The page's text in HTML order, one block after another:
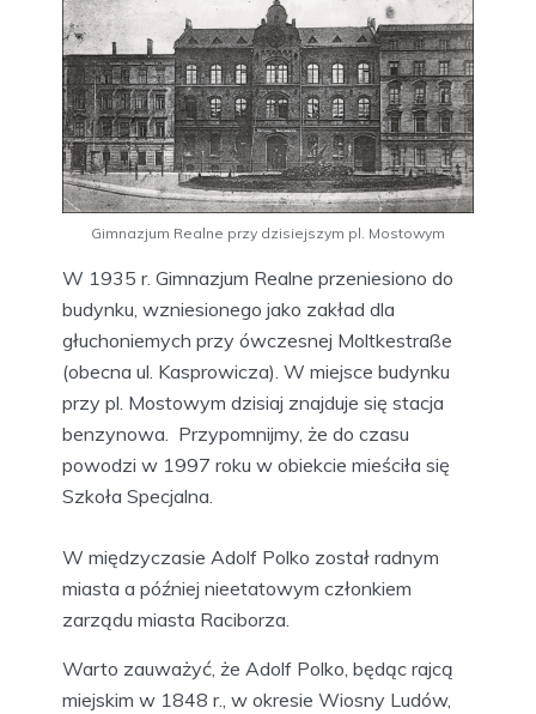
Gimnazjum Realne przy dzisiejszym pl. Mostowym
W 1935 r. Gimnazjum Realne przeniesiono do
budynku, wzniesionego jako zakład dla
głuchoniemych przy ówczesnej Moltkestraße
(obecna ul. Kasprowicza). W miejsce budynku
przy pl. Mostowym dzisiaj znajduje się stacja
benzynowa. Przypomnijmy, że do czasu
powodzi w 1997 roku w obiekcie mieściła się
Szkoła Specjalna.
W międzyczasie Adolf Polko został radnym
miasta a później nieetatowym członkiem
zarządu miasta Raciborza.
Warto zauważyć, że Adolf Polko, będąc rajcą
miejskim w 1848 r., w okresie Wiosny Ludów,